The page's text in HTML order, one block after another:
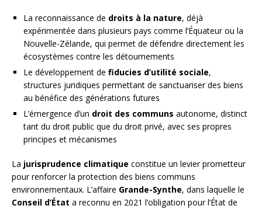
La reconnaissance de droits à la nature, déjà
expérimentée dans plusieurs pays comme l’Équateur ou la
Nouvelle-Zélande, qui permet de défendre directement les
écosystèmes contre les détournements
Le développement de fiducies d’utilité sociale,
structures juridiques permettant de sanctuariser des biens
au bénéfice des générations futures
L’émergence d’un droit des communs autonome, distinct
tant du droit public que du droit privé, avec ses propres
principes et mécanismes
La jurisprudence climatique constitue un levier prometteur
pour renforcer la protection des biens communs
environnementaux. L’affaire Grande-Synthe, dans laquelle le
Conseil d’État a reconnu en 2021 l’obligation pour l’État de